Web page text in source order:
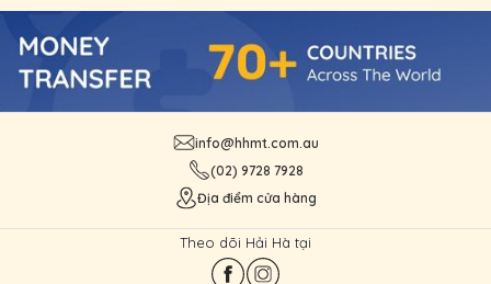
info@hhmt.com.au
(02) 9728 7928
Địa điểm cửa hàng
Theo dõi Hải Hà tại